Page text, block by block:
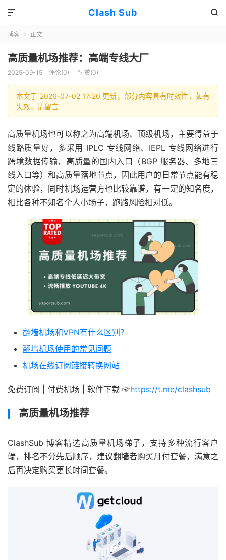
Clash Sub 

博客  正文
高质量机场推荐：高端专线大厂
2025-09-15 评论(0)  赞(0)
本文于 2026-07-02 17:20 更新，部分内容具有时效性，如有
失效，请留言
高质量机场也可以称之为高端机场、顶级机场，主要得益于
线路质量好，多采用 IPLC 专线网络、IEPL 专线网络进行
跨境数据传输，高质量的国内入口（BGP 服务器、多地三
线入口等）和高质量落地节点，因此用户的日常节点能有稳
定的体验，同时机场运营方也比较靠谱，有一定的知名度，
相比各种不知名个人小场子，跑路风险相对低。
翻墙机场和VPN有什么区别？
翻墙机场使用的常见问题
机场在线订阅链接转换网站
免费订阅 | 付费机场 | 软件下载 ☞https://t.me/clashsub
高质量机场推荐
ClashSub 博客精选高质量机场梯子，支持多种流行客户
端，排名不分先后顺序，建议翻墙者购买月付套餐，满意之
后再决定购买更长时间套餐。